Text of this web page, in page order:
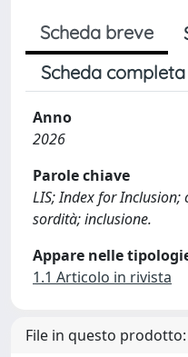
Scheda breve
Scheda completa
Anno
2026
Parole chiave
LIS; Index for
sordità; inclusione.
Appare nelle
1.1 Articolo in rivista
File in questo prodotto: